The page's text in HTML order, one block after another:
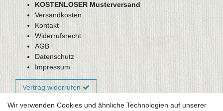
KOSTENLOSER Musterversand
Versandkosten
Kontakt
Widerrufsrecht
AGB
Datenschutz
Impressum
Vertrag widerrufen
Wir verwenden Cookies und ähnliche Technologien auf unserer